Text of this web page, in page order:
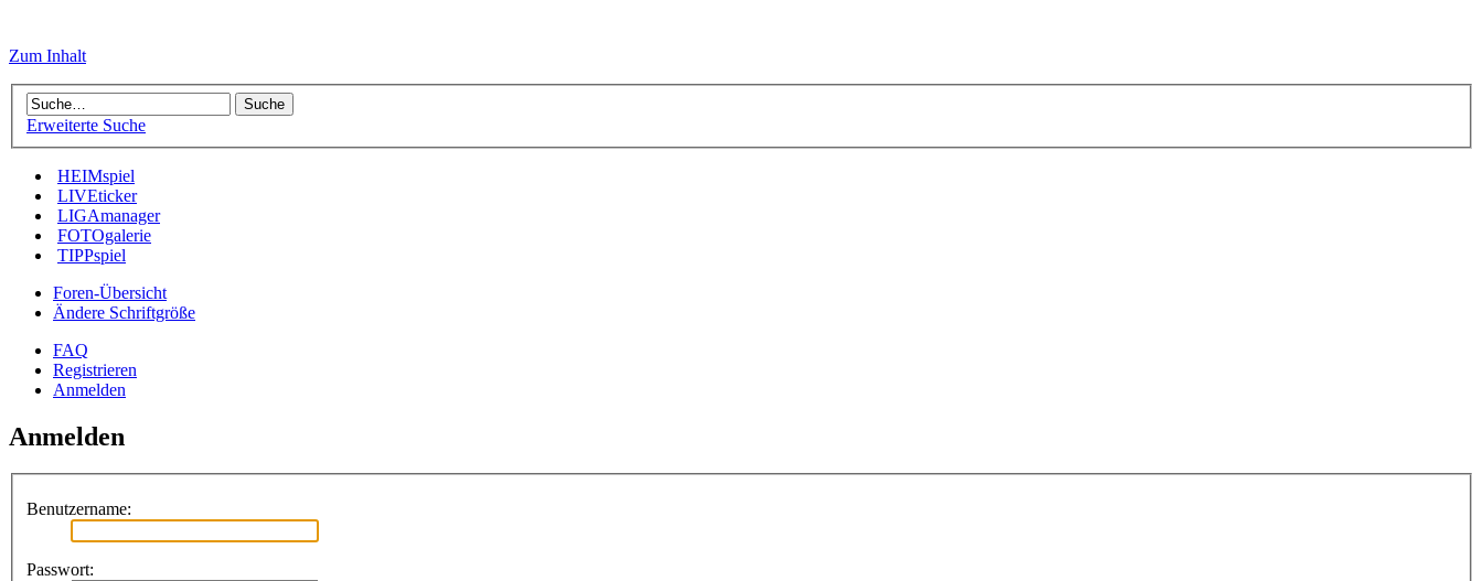
Zum Inhalt
Erweiterte Suche
HEIMspiel
LIVEticker
LIGAmanager
FOTOgalerie
TIPPspiel
Foren-Übersicht
Ändere Schriftgröße
FAQ
Registrieren
Anmelden
Anmelden
Benutzername:
Passwort: